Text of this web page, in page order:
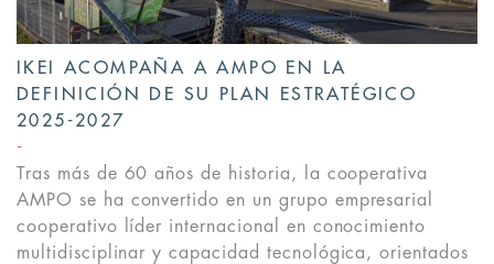
IKEI ACOMPAÑA A AMPO EN LA
DEFINICIÓN DE SU PLAN ESTRATÉGICO
2025-2027
Tras más de 60 años de historia, la cooperativa
AMPO se ha convertido en un grupo empresarial
cooperativo líder internacional en conocimiento
multidisciplinar y capacidad tecnológica, orientados